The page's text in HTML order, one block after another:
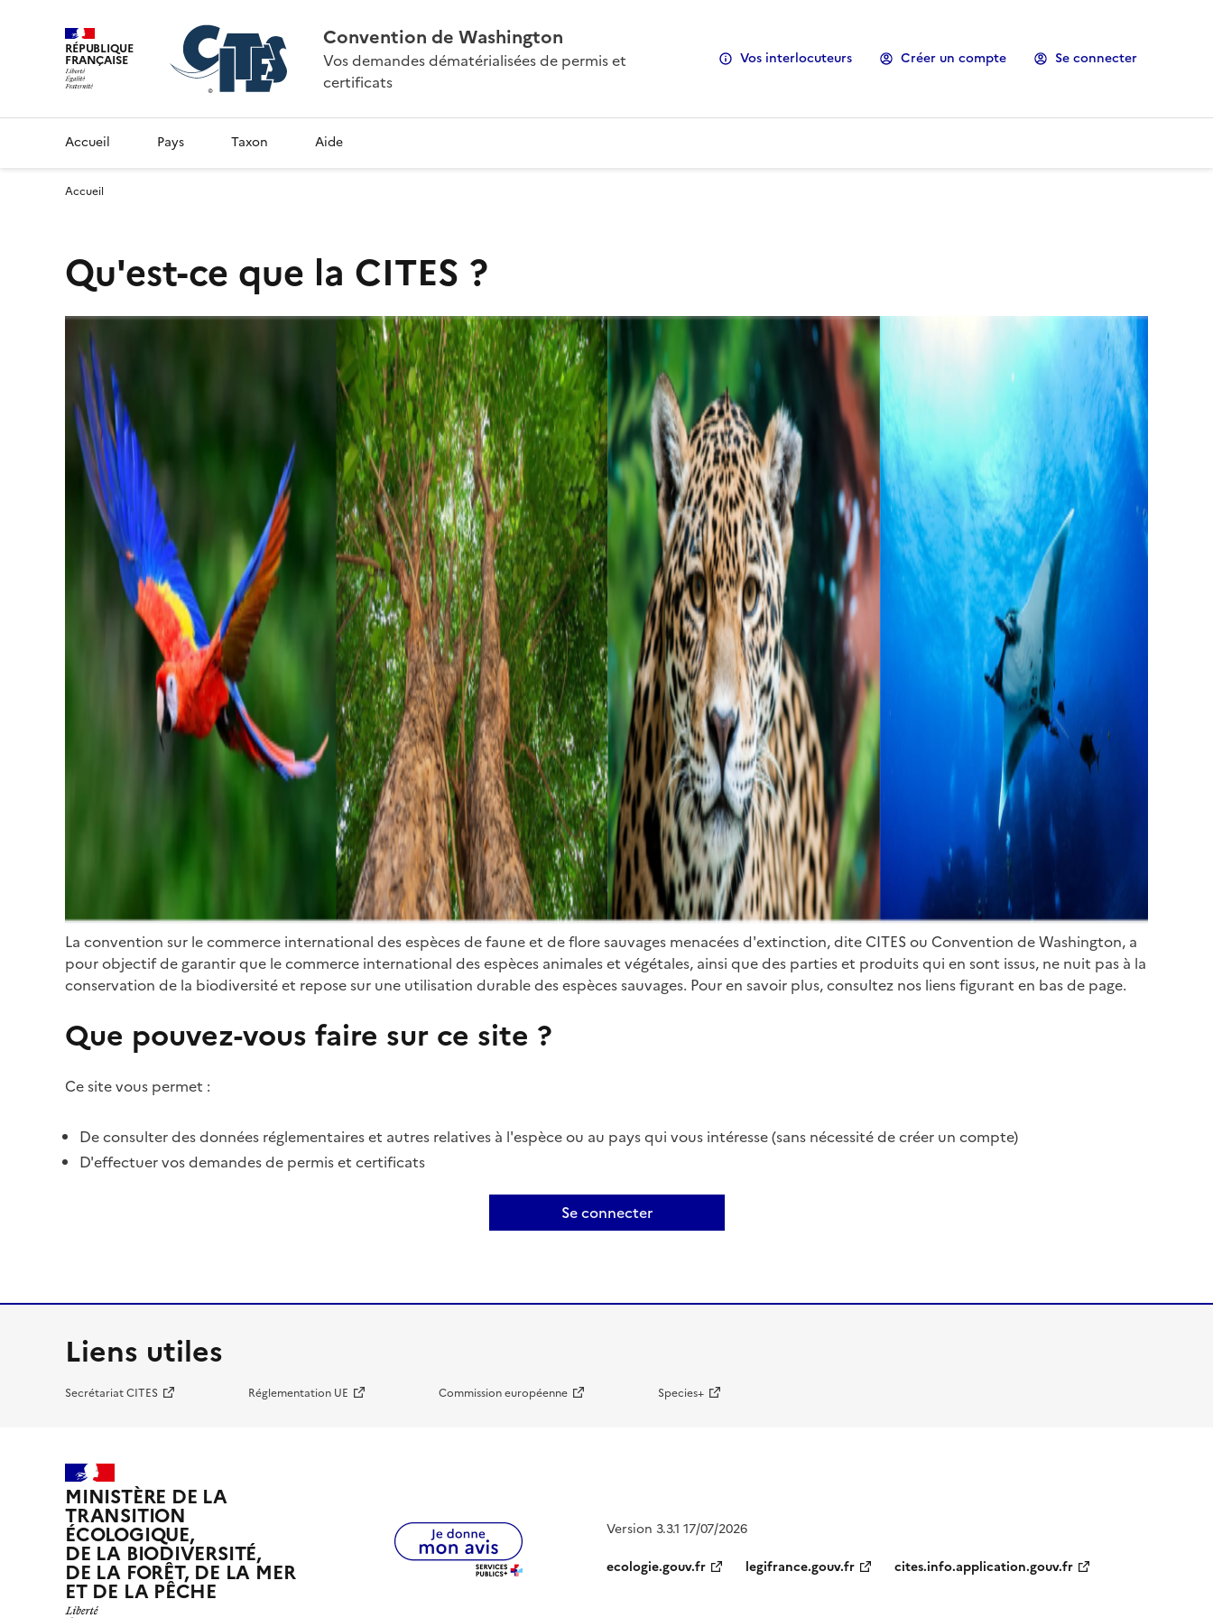
RÉPUBLIQUE
FRANÇAISE
Convention de Washington
Vos demandes dématérialisées de permis et
certificats
Vos interlocuteurs Créer un compte Se connecter
Accueil Pays Taxon Aide
Accueil
Qu'est-ce que la CITES ?
La convention sur le commerce international des espèces de faune et de flore sauvages menacées d'extinction, dite CITES ou Convention de Washington, a
pour objectif de garantir que le commerce international des espèces animales et végétales, ainsi que des parties et produits qui en sont issus, ne nuit pas à la
conservation de la biodiversité et repose sur une utilisation durable des espèces sauvages. Pour en savoir plus, consultez nos liens figurant en bas de page.
Que pouvez-vous faire sur ce site ?
Ce site vous permet :
De consulter des données réglementaires et autres relatives à l'espèce ou au pays qui vous intéresse (sans nécessité de créer un compte)
D'effectuer vos demandes de permis et certificats
Se connecter
Liens utiles
Secrétariat CITES Réglementation UE Commission européenne Species+
MINISTÈRE DE LA
TRANSITION
ÉCOLOGIQUE,
DE LA BIODIVERSITÉ,
DE LA FORÊT, DE LA MER
ET DE LA PÊCHE
Version 3.3.1 17/07/2026
ecologie.gouv.fr
legifrance.gouv.fr cites.info.application.gouv.fr